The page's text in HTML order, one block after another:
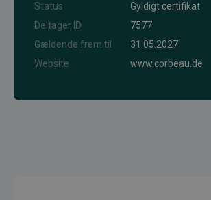
Status
Gyldigt certifikat
Deltager ID
7577
Gældende frem til
31.05.2027
Website
www.corbeau.de